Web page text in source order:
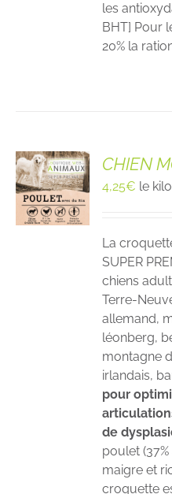
les
BHT] Pour
20% la
CHIEN
4,25€ le
La
SUPER
chiens
Terre-
allemand,
léonberg,
montagne
irlandais,
pour
de
poulet
maigre et
croquette